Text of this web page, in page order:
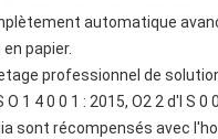
automatique
papier.
professionnel de
1 4 0 0 1 : 2015, O2 2 d'I S
sont récompensés avec